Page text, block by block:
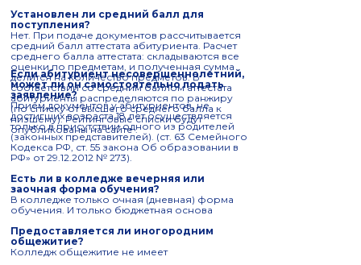
Если абитуриент несовершеннолетний,
может ли он самостоятельно подать
заявление?
Прием документов у абитуриентов, не
достигших возраста 18 лет осуществляется
только в присутствии одного из родителей
(законных представителей). (ст. 63 Семейного
Кодекса РФ, ст. 55 закона Об образовании в
РФ» от 29.12.2012 № 273).
Есть ли в колледже вечерняя или
заочная форма обучения?
В колледже только очная (дневная) форма
обучения. И только бюджетная основа
Предоставляется ли иногородним
общежитие?
Колледж общежитие не имеет
Установлен ли средний балл для
поступления?
Нет. При подаче документов рассчитывается
средний балл аттестата абитуриента. Расчет
среднего балла аттестата: складываются все
оценки по предметам, и полученная сумма
делится на количество предметов. В
соответствии со средним баллом аттестата
абитуриенты распределяются по ранжиру
(по списку от высшего среднего балла к
низшему). Рейтинговые списки будут
опубликованы на сайте .